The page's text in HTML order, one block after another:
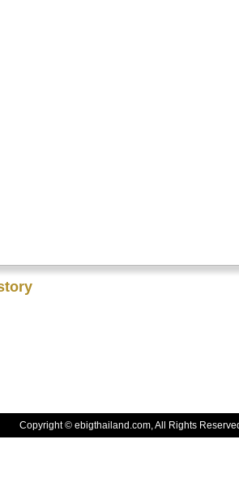
Copyright © ebigthailand.com, All Rights